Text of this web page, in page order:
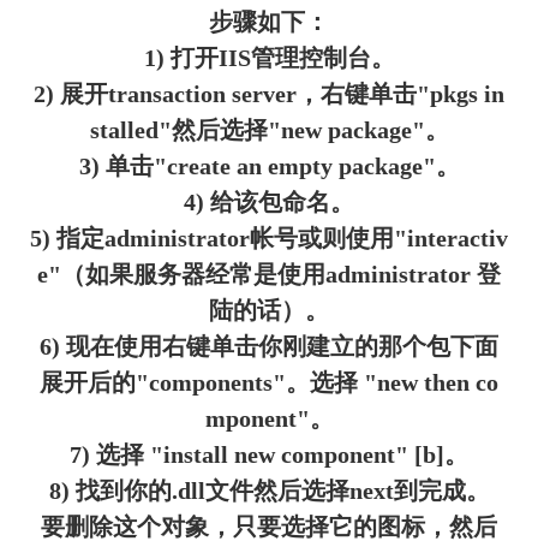
步骤如下：
1) 打开IIS管理控制台。
2) 展开transaction server，右键单击"pkgs in
stalled"然后选择"new package"。
3) 单击"create an empty package"。
4) 给该包命名。
5) 指定administrator帐号或则使用"interactiv
e"（如果服务器经常是使用administrator 登
陆的话）。
6) 现在使用右键单击你刚建立的那个包下面
展开后的"components"。选择 "new then co
mponent"。
7) 选择 "install new component" [b]。
8) 找到你的.dll文件然后选择next到完成。
要删除这个对象，只要选择它的图标，然后